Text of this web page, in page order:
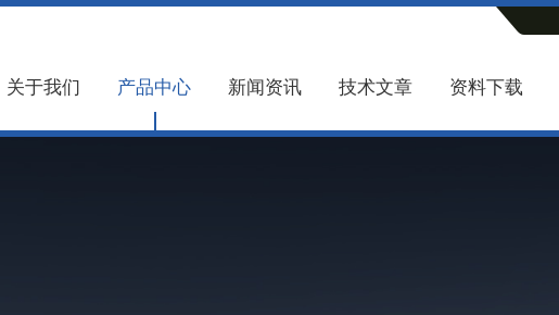
关于我们 产品中心 新闻资讯 技术文章 资料下载